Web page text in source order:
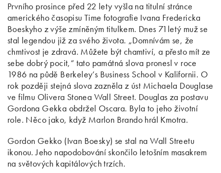
Prvního prosince před 22 lety vyšla na titulní stránce
amerického časopisu Time fotografie Ivana Fredericka
Boeskyho z výše zmíněným titulkem. Dnes 71letý muž se
stal legendou již za svého života. „Domnívám se, že
chmtivost je zdravá. Můžete být chamtiví, a přesto mít ze
sebe dobrý pocit,“ tato památná slova pronesl v roce
1986 na půdě Berkeley’s Business School v Kalifornii. O
rok později stejná slova zazněla z úst Michaela Douglase
ve filmu Olivera Stonea Wall Street. Douglas za postavu
Gordona Gekka obdržel Oscara. Byla to jeho životní
role. Něco jako, když Marlon Brando hrál Kmotra.
Gordon Gekko (Ivan Boesky) se stal na Wall Streetu
ikonou. Jeho napodobování skončilo letošním masakrem
na světových kapitálových trzích.